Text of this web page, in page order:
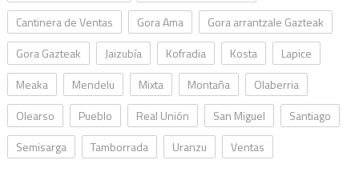
Cantinera de Ventas
Gora Ama
Gora arrantzale Gazteak
Gora Gazteak
Jaizubía Kofradia Kosta
Lapice
Meaka
Mendelu Mixta Montaña
Olaberria
Olearso
Pueblo Real Unión San Miguel
Santiago
Semisarga
Tamborrada Uranzu Ventas